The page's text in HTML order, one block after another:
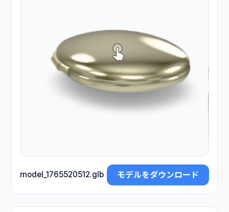
model_1765520512.glb モデルをダウンロード